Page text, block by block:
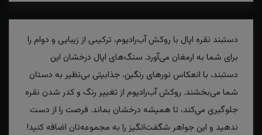
دستبند نقره اپال با روکش آب‌رادیوم، ترکیبی از زیبایی و دوام را
برای شما به ارمغان می‌آورد. سنگ‌های اپال درخشان این
دستبند، با انعکاس نورهای رنگین، جذابیتی بی‌نظیر به دستان
شما می‌بخشند. روکش آب‌رادیوم از تغییر رنگ و کدر شدن نقره
جلوگیری می‌کند، تا همیشه درخشان بماند. فرصت را از دست
ندهید و این جواهر شگفت‌انگیز را به مجموعه‌تان اضافه کنید!